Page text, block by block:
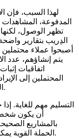
لهذا السبب، فإن
المدفوعة،
تظهر الوصول،
الدِريب بتقارير
أصبحوا عملاء
يتم إنشاؤهم، عدد
اتفاقيات
المحتملين إلى
المجتمع سيحصل على لوحة معلومات شهرية.
التسليم مهم للغاية.
أن يكون
بالمشاريع
الحملة القوية يمكن أن تنتهي كفرصة مرئية ولكن غير مستغلة.